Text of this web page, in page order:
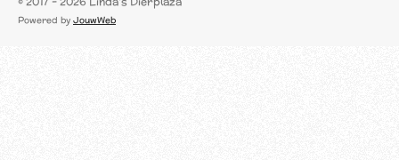
c
Powered by JouwWeb